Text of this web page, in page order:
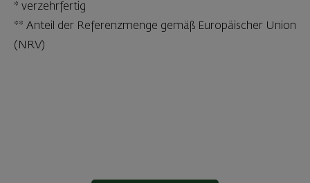
* verzehrfertig
** Anteil der Referenzmenge gemäß Europäischer Union
(NRV)